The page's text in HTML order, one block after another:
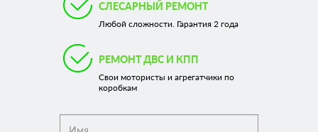
СЛЕСАРНЫЙ РЕМОНТ
Любой сложности. Гарантия 2 года
РЕМОНТ ДВС И КПП
Свои мотористы и агрегатчики по
коробкам